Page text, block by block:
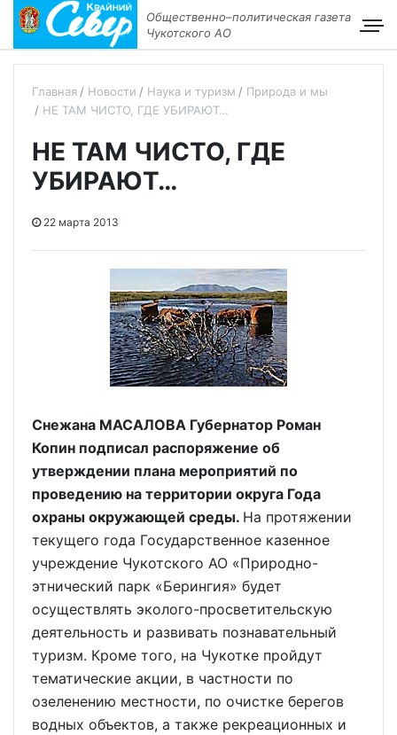
Общественно–политическая газета
Чукотского АО
Главная Новости Наука и туризм
Природа и мы
НЕ ТАМ ЧИСТО, ГДЕ УБИРАЮТ…
НЕ ТАМ ЧИСТО, ГДЕ
УБИРАЮТ…
22 марта 2013
Снежана МАСАЛОВА Губернатор Роман
Копин подписал распоряжение об
утверждении плана мероприятий по
проведению на территории округа Года
охраны окружающей среды. На протяжении
текущего года Государственное казенное
учреждение Чукотского АО «Природно-
этнический парк «Берингия» будет
осуществлять эколого-просветительскую
деятельность и развивать познавательный
туризм. Кроме того, на Чукотке пройдут
тематические акции, в частности по
озеленению местности, по очистке берегов
водных объектов, а также рекреационных и